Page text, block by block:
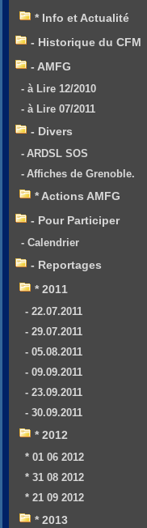
* Info et Actualité
- Historique du CFM
- AMFG
- à Lire 12/2010
- à Lire 07/2011
- Divers
- ARDSL SOS
- Affiches de Grenoble.
* Actions AMFG
- Pour Participer
- Calendrier
- Reportages
* 2011
- 22.07.2011
- 29.07.2011
- 05.08.2011
- 09.09.2011
- 23.09.2011
- 30.09.2011
* 2012
* 01 06 2012
* 31 08 2012
* 21 09 2012
* 2013